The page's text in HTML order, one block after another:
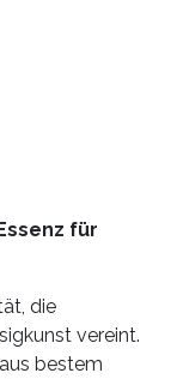
für
die
vereint.
bestem